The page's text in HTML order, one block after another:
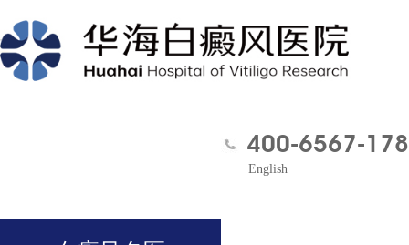
400-6567-178
English